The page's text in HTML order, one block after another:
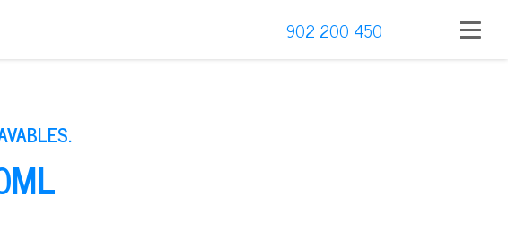
902 200 450